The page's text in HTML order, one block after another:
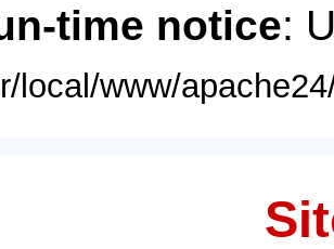
time notice:
local/www/